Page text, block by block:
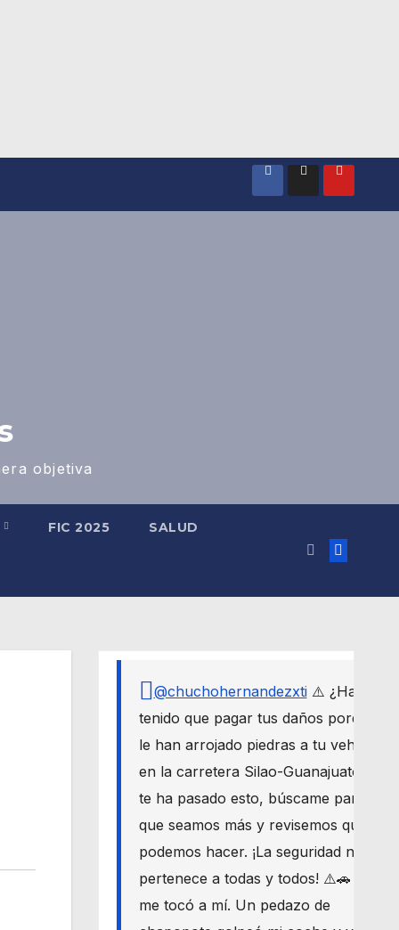
objetiva
FIC 2025 SALUD
@chuchohernandezxti⚠️ ¿Has
tenido que pagar tus daños porque
le han arrojado piedras a tu vehículo
en la carretera Silao-Guanajuato? Si
te ha pasado esto, búscame para
que seamos más y revisemos qué
podemos hacer. ¡La seguridad nos
pertenece a todas y todos! ⚠️🚗 Hoy
me tocó a mí. Un pedazo de